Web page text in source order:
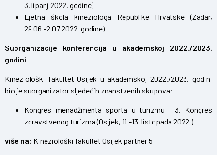
3. lipanj 2022. godine)
Ljetna škola kineziologa Republike Hrvatske (Zadar,
29.06.-2.07.2022. godine)
Suorganizacije konferencija u akademskoj 2022./2023.
godini
Kineziološki fakultet Osijek u akademskoj 2022./2023. godini
bio je suorganizator sljedećih znanstvenih skupova:
Kongres menadžmenta sporta u turizmu i 3. Kongres
zdravstvenog turizma(Osijek, 11.-13. listopada 2022.)
više na: Kineziološki fakultet Osijek partner 5